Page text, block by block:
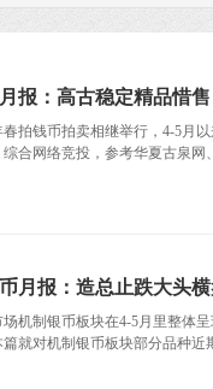
报：高古稳定精品惜
春拍钱币拍卖相继举行，4-5月
综合网络竞投，参考华夏古泉
月报：造总止跌大头
场机制银币板块在4-5月里整体
篇就对机制银币板块部分品种近